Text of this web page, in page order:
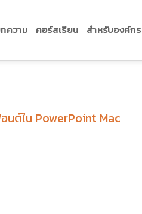
ความ คอร์สเรียน สำหรับองค์กร
ต์ใน PowerPoint Mac